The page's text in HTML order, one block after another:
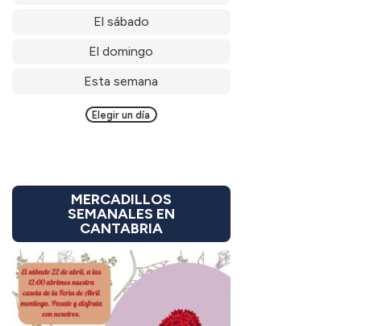
El sábado
El domingo
Esta semana
Elegir un día
MERCADILLOS
SEMANALES EN
CANTABRIA